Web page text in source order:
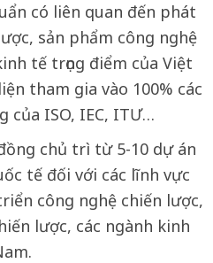
có liên quan đến phát
sản phẩm công nghệ
tế trọng điểm của Việt
tham gia vào 100% các
của ISO, IEC, ITƯ…
chủ trì từ 5-10 dự án
tế đối với các lĩnh vực
công nghệ chiến lược,
lược, các ngành kinh